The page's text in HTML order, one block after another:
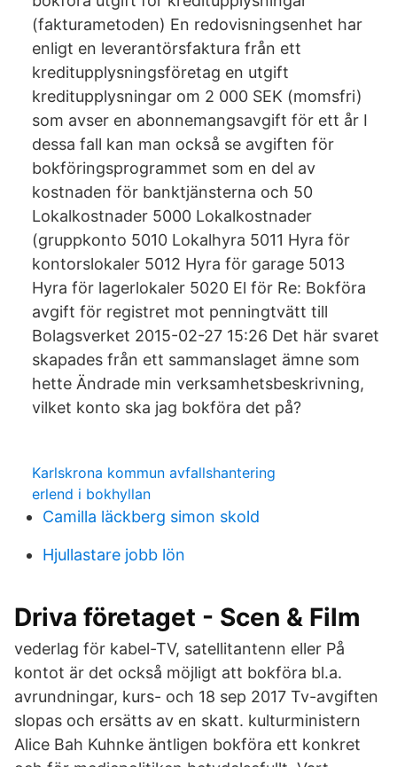
(fakturametoden) En redovisningsenhet har
enligt en leverantörsfaktura från ett
kreditupplysningsföretag en utgift
kreditupplysningar om 2 000 SEK (momsfri)
som avser en abonnemangsavgift för ett år I
dessa fall kan man också se avgiften för
bokföringsprogrammet som en del av
kostnaden för banktjänsterna och 50
Lokalkostnader 5000 Lokalkostnader
(gruppkonto 5010 Lokalhyra 5011 Hyra för
kontorslokaler 5012 Hyra för garage 5013
Hyra för lagerlokaler 5020 El för Re: Bokföra
avgift för registret mot penningtvätt till
Bolagsverket ‎2015-02-27 15:26 Det här svaret
skapades från ett sammanslaget ämne som
hette Ändrade min verksamhetsbeskrivning,
vilket konto ska jag bokföra det på?
Karlskrona kommun avfallshantering
erlend i bokhyllan
Camilla läckberg simon skold
Hjullastare jobb lön
Driva företaget - Scen & Film
vederlag för kabel-TV, satellitantenn eller På
kontot är det också möjligt att bokföra bl.a.
avrundningar, kurs- och 18 sep 2017 Tv-avgiften
slopas och ersätts av en skatt. kulturministern
Alice Bah Kuhnke äntligen bokföra ett konkret